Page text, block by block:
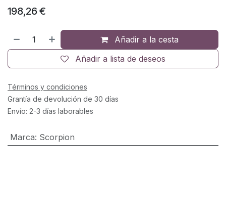
198,26 €
Añadir a la cesta
Añadir a lista de deseos
Términos y condiciones
Grantía de devolución de 30 días
Envío: 2-3 días laborables
Marca: Scorpion